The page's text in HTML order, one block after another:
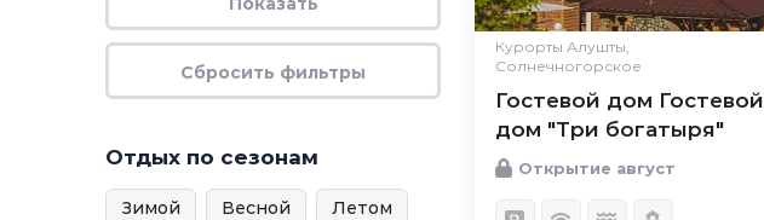
Отдых по сезонам
Зимой Весной Летом
Курорты Алушты,
Солнечногорское
Гостевой дом Гостевой
дом "Три богатыря"
Открытие август